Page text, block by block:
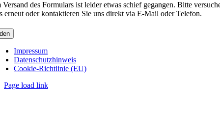
Versand des Formulars ist leider etwas schief gegangen. Bitte
erneut oder kontaktieren Sie uns direkt via E-Mail oder Telefon.
Impressum
Datenschutzhinweis
Cookie-Richtlinie (EU)
Page load link